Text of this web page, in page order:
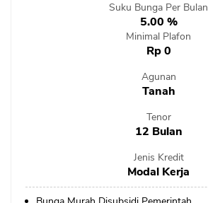
Suku Bunga Per Bulan
5.00 %
Minimal Plafon
Rp 0
Agunan
Tanah
Tenor
12 Bulan
Jenis Kredit
Modal Kerja